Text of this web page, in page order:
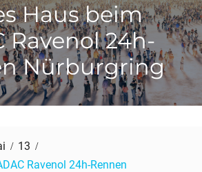
Haus beim
Ravenol 24h-
Nürburgring
13
Ravenol 24h-Rennen